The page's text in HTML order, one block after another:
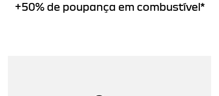
+50% de poupança em combustível*